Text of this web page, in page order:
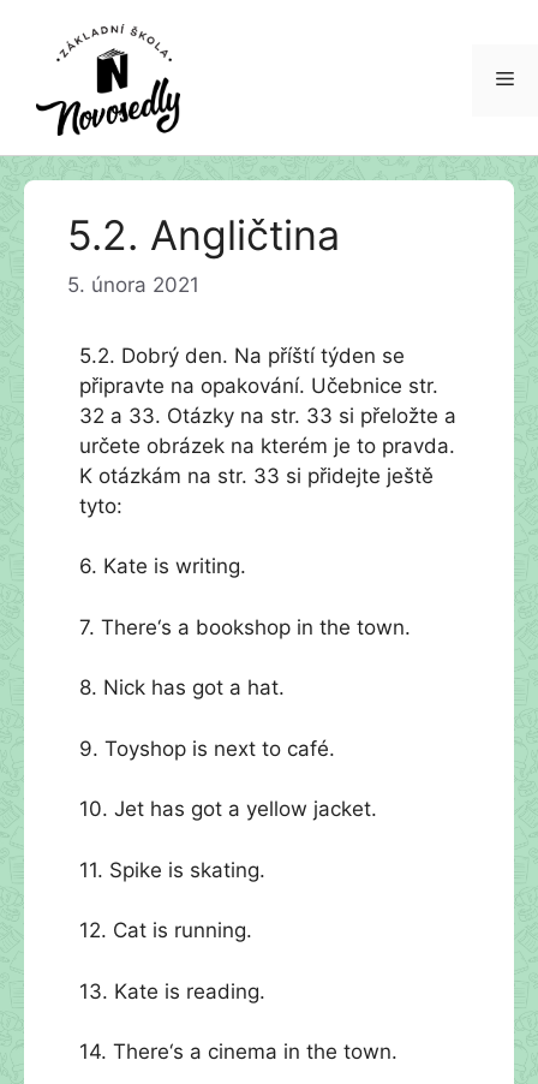
Přeskočit
5.2. Angličtina
5. února 2021
5.2. Dobrý den. Na příští týden se
připravte na opakování. Učebnice str.
32 a 33. Otázky na str. 33 si přeložte a
určete obrázek na kterém je to pravda.
K otázkám na str. 33 si přidejte ještě
tyto:
6. Kate is writing.
7. There‘s a bookshop in the town.
8. Nick has got a hat.
9. Toyshop is next to café.
10. Jet has got a yellow jacket.
11. Spike is skating.
12. Cat is running.
13. Kate is reading.
14. There‘s a cinema in the town.